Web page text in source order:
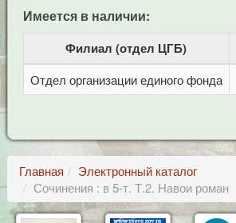
Имеется в наличии:
Филиал (отдел ЦГБ)
Отдел организации единого фонда
Главная
Электронный каталог
Сочинения : в 5-т. Т.2. Навои роман